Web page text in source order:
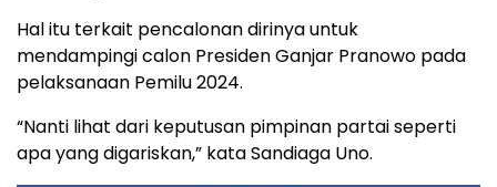
Hal itu terkait pencalonan dirinya untuk
mendampingi calon Presiden Ganjar Pranowo pada
pelaksanaan Pemilu 2024.
“Nanti lihat dari keputusan pimpinan partai seperti
apa yang digariskan,” kata Sandiaga Uno.